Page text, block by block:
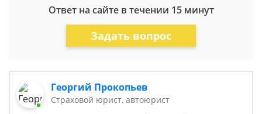
Ответ на сайте в течении 15 минут
Задать вопрос
Георгий Прокопьев
Страховой юрист, автоюрист